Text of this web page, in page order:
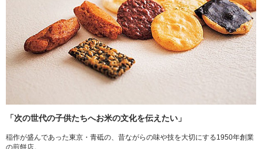
「次の世代の子供たちへお米の文化を伝えたい」
稲作が盛んであった東京・青砥の、昔ながらの味や技を大切にする1950年創業
の煎餅店。